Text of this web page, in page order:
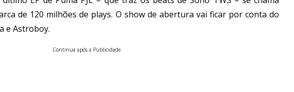
de 120 milhões de plays. O show de abertura vai ficar por conta do
e Astroboy.
Continua após a Publicidade